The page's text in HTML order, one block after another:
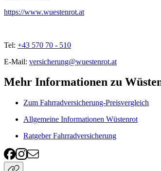
https://www.wuestenrot.at
Tel: +43 570 70 - 510
E-Mail: versicherung@wuestenrot.at
Mehr Informationen zu
Zum Fahrradversicherung-Preisvergleich
Allgemeine Informationen Wüstenrot
Ratgeber Fahrradversicherung